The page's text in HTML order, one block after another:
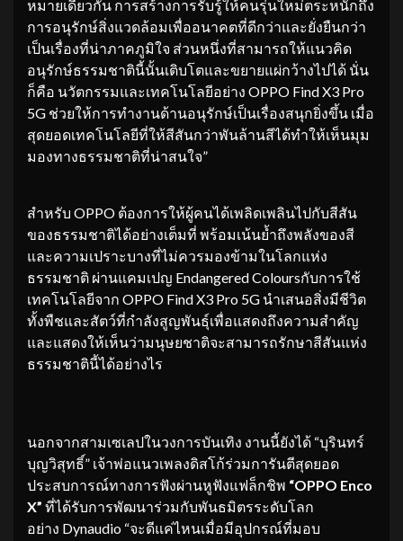
หมายเดียวกัน การสร้างการรับรู้ให้คนรุ่นใหม่ตระหนักถึง
การอนุรักษ์สิ่งแวดล้อมเพื่ออนาคตที่ดีกว่าและยั่งยืนกว่า
เป็นเรื่องที่น่าภาคภูมิใจ ส่วนหนึ่งที่สามารถให้แนวคิด
อนุรักษ์ธรรมชาตินี้นั้นเติบโตและขยายแผ่กว้างไปได้ นั่น
ก็คือ นวัตกรรมและเทคโนโลยีอย่าง OPPO Find X3 Pro
5G ช่วยให้การทำงานด้านอนุรักษ์เป็นเรื่องสนุกยิ่งขึ้น เมื่อ
สุดยอดเทคโนโลยีที่ให้สีสันกว่าพันล้านสีได้ทำให้เห็นมุม
มองทางธรรมชาติที่น่าสนใจ”
สำหรับ OPPO ต้องการให้ผู้คนได้เพลิดเพลินไปกับสีสัน
ของธรรมชาติได้อย่างเต็มที่ พร้อมเน้นย้ำถึงพลังของสี
และความเปราะบางที่ไม่ควรมองข้ามในโลกแห่ง
ธรรมชาติ ผ่านแคมเปญ Endangered Coloursกับการใช้
เทคโนโลยีจาก OPPO Find X3 Pro 5G นำเสนอสิ่งมีชีวิต
ทั้งพืชและสัตว์ที่กำลังสูญพันธุ์เพื่อแสดงถึงความสำคัญ
และแสดงให้เห็นว่ามนุษยชาติจะสามารถรักษาสีสันแห่ง
ธรรมชาตินี้ได้อย่างไร
นอกจากสามเซเลปในวงการบันเทิง งานนี้ยังได้ “บุรินทร์
บุญวิสุทธิ์” เจ้าพ่อแนวเพลงดิสโก้ร่วมการันตีสุดยอด
ประสบการณ์ทางการฟังผ่านหูฟังแฟล็กชิพ “OPPO Enco
X” ที่ได้รับการพัฒนาร่วมกับพันธมิตรระดับโลก
อย่าง Dynaudio “จะดีแค่ไหนเมื่อมีอุปกรณ์ที่มอบ